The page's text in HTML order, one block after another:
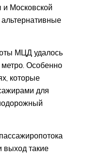
Московской
МЦД удалось
метро. Особенно
которые
для
выход такие